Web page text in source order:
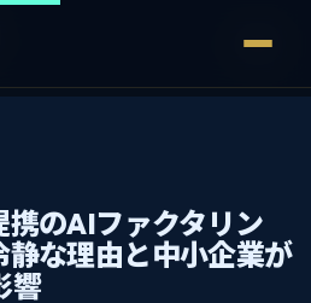
携のAIファクタリン
静な理由と中小企業が
響